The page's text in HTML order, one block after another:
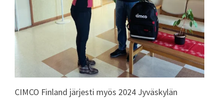
CIMCO Finland järjesti myös 2024 Jyväskylän